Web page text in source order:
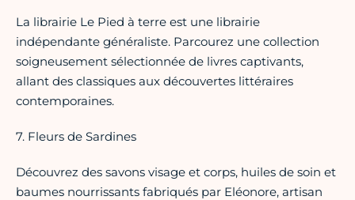
La librairie Le Pied à terre est une librairie
indépendante généraliste. Parcourez une collection
soigneusement sélectionnée de livres captivants,
allant des classiques aux découvertes littéraires
contemporaines.
7. Fleurs de Sardines
Découvrez des savons visage et corps, huiles de soin et
baumes nourrissants fabriqués par Eléonore, artisan